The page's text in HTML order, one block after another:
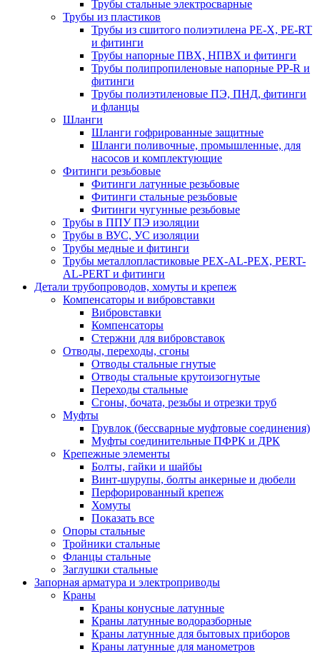
Трубы стальные электросварные
Трубы из пластиков
Трубы из сшитого полиэтилена PE-X, PE-RT
и фитинги
Трубы напорные ПВХ, НПВХ и фитинги
Трубы полипропиленовые напорные PP-R и
фитинги
Трубы полиэтиленовые ПЭ, ПНД, фитинги
и фланцы
Шланги
Шланги гофрированные защитные
Шланги поливочные, промышленные, для
насосов и комплектующие
Фитинги резьбовые
Фитинги латунные резьбовые
Фитинги стальные резьбовые
Фитинги чугунные резьбовые
Трубы в ППУ ПЭ изоляции
Трубы в ВУС, УС изоляции
Трубы медные и фитинги
Трубы металлопластиковые PEX-AL-PEX, PERT-
AL-PERT и фитинги
Детали трубопроводов, хомуты и крепеж
Компенсаторы и вибровставки
Вибровставки
Компенсаторы
Стержни для вибровставок
Отводы, переходы, сгоны
Отводы стальные гнутые
Отводы стальные крутоизогнутые
Переходы стальные
Сгоны, бочата, резьбы и отрезки труб
Муфты
Грувлок (бессварные муфтовые соединения)
Муфты соединительные ПФРК и ДРК
Крепежные элементы
Болты, гайки и шайбы
Винт-шурупы, болты анкерные и дюбели
Перфорированный крепеж
Хомуты
Показать все
Опоры стальные
Тройники стальные
Фланцы стальные
Заглушки стальные
Запорная арматура и электроприводы
Краны
Краны конусные латунные
Краны латунные водоразборные
Краны латунные для бытовых приборов
Краны латунные для манометров